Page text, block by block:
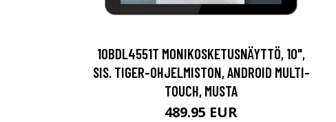
10BDL4551T MONIKOSKETUSNÄYTTÖ, 10",
SIS. TIGER-OHJELMISTON, ANDROID MULTI-
TOUCH, MUSTA
489.95 EUR